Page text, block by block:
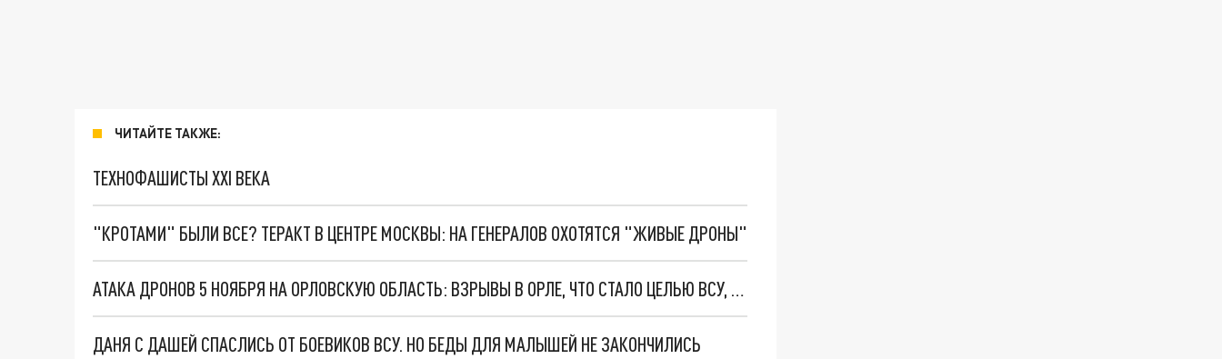
ЧИТАЙТЕ ТАКЖЕ:
ТЕХНОФАШИСТЫ XXI ВЕКА
"КРОТАМИ" БЫЛИ ВСЕ? ТЕРАКТ В ЦЕНТРЕ МОСКВЫ: НА ГЕНЕРАЛОВ ОХОТЯТСЯ "ЖИВЫЕ ДРОНЫ"
АТАКА ДРОНОВ 5 НОЯБРЯ НА ОРЛОВСКУЮ ОБЛАСТЬ: ВЗРЫВЫ В ОРЛЕ, ЧТО СТАЛО ЦЕЛЬЮ ВСУ, ВИДЕО
ДАНЯ С ДАШЕЙ СПАСЛИСЬ ОТ БОЕВИКОВ ВСУ. НО БЕДЫ ДЛЯ МАЛЫШЕЙ НЕ ЗАКОНЧИЛИСЬ